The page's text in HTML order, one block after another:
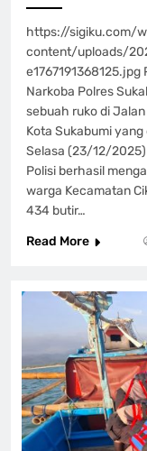
https://sigiku.com/
content/uploads/
Narkoba Polres
sebuah ruko di
Kota Sukabumi
Selasa (23/12/
Polisi berhasil
warga Kecamatan
434 butir…
Read More